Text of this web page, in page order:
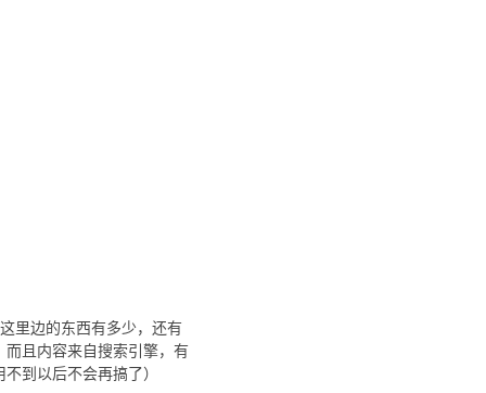
里边的东西有多少，还有
且内容来自搜索引擎，有
到以后不会再搞了）